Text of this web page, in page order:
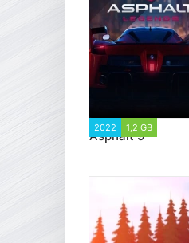
2022 1,2 GB
Asphalt 9